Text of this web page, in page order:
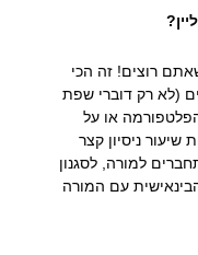
רוצים! זה הכי
(לא רק דוברי שפת
או על
ניסיון קצר
למורה, לסגנון
עם המורה